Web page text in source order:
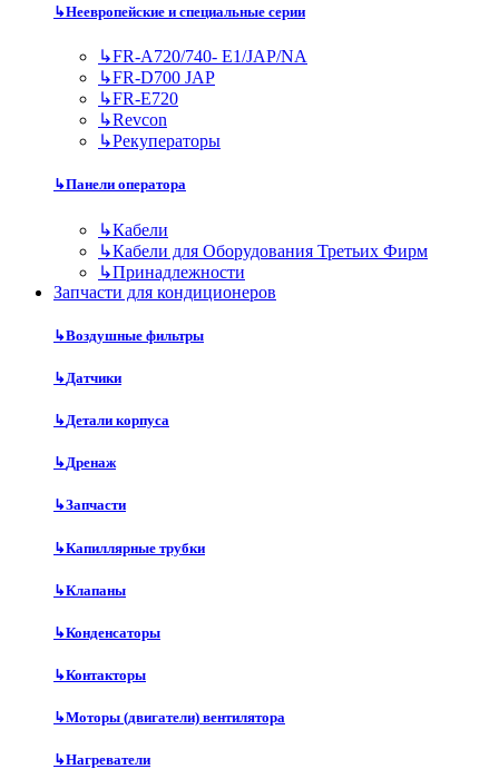
↳Неевропейские и специальные серии
↳FR-A720/740- E1/JAP/NA
↳FR-D700 JAP
↳FR-E720
↳Revcon
↳Рекуператоры
↳Панели оператора
↳Кабели
↳Кабели для Оборудования Третьих Фирм
↳Принадлежности
Запчасти для кондиционеров
↳Воздушные фильтры
↳Датчики
↳Детали корпуса
↳Дренаж
↳Запчасти
↳Капиллярные трубки
↳Клапаны
↳Конденсаторы
↳Контакторы
↳Моторы (двигатели) вентилятора
↳Нагреватели